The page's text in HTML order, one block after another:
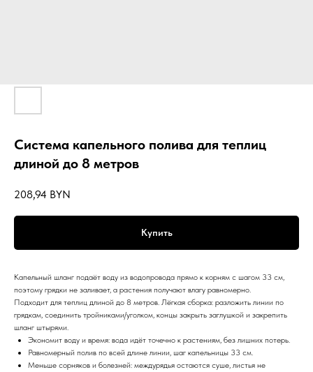
Система капельного полива для теплиц
длиной до 8 метров
208,94 BYN
Купить
Капельный шланг подаёт воду из водопровода прямо к корням с шагом 33 см,
поэтому грядки не заливает, а растения получают влагу равномерно.
Подходит для теплиц длиной до 8 метров. Лёгкая сборка: разложить линии по
грядкам, соединить тройниками/уголком, концы закрыть заглушкой и закрепить
шланг штырями.
Экономит воду и время: вода идёт точечно к растениям, без лишних потерь.
Равномерный полив по всей длине линии, шаг капельницы 33 см.
Меньше сорняков и болезней: междурядья остаются суше, листья не